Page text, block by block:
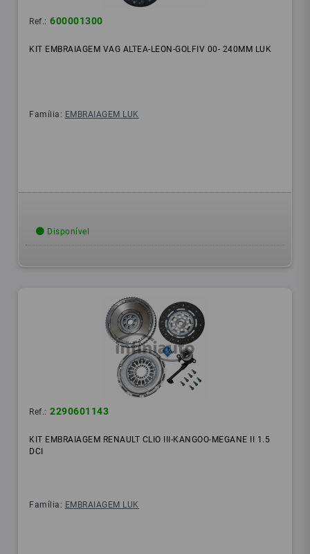
Ref.: 600001300
KIT EMBRAIAGEM VAG ALTEA-LEON-GOLFIV 00- 240MM LUK
Família: EMBRAIAGEM LUK
Disponível
Ref.: 2290601143
KIT EMBRAIAGEM RENAULT CLIO III-KANGOO-MEGANE II 1.5
DCI
Família: EMBRAIAGEM LUK